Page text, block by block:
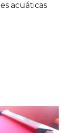
acuáticas